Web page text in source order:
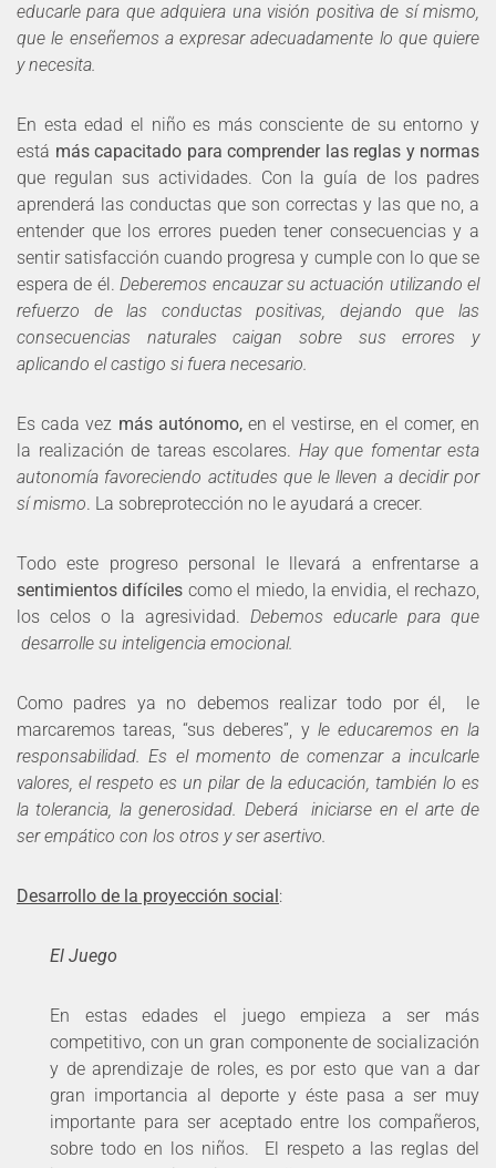
educarle para que adquiera una visión positiva de sí mismo,
que le enseñemos a expresar adecuadamente lo que quiere
y necesita.
En esta edad el niño es más consciente de su entorno y
está más capacitado para comprender las reglas y normas
que regulan sus actividades. Con la guía de los padres
aprenderá las conductas que son correctas y las que no, a
entender que los errores pueden tener consecuencias y a
sentir satisfacción cuando progresa y cumple con lo que se
espera de él.Deberemos encauzar su actuación utilizando el
refuerzo de las conductas positivas, dejando que las
consecuencias naturales caigan sobre sus errores y
aplicando el castigo si fuera necesario.
Es cada vez más autónomo,en el vestirse, en el comer, en
la realización de tareas escolares. Hay que fomentar esta
autonomía favoreciendo actitudes que le lleven a decidir por
sí mismo. La sobreprotección no le ayudará a crecer.
Todo este progreso personal le llevará a enfrentarse a
sentimientos difíciles como el miedo, la envidia, el rechazo,
los celos o la agresividad. Debemos educarle para que
desarrolle su inteligencia emocional.
Como padres ya no debemos realizar todo por él, le
marcaremos tareas, “sus deberes”, y le educaremos en la
responsabilidad. Es el momento de comenzar a inculcarle
valores, el respeto es un pilar de la educación, también lo es
la tolerancia, la generosidad. Deberá iniciarse en el arte de
ser empático con los otros y ser asertivo.
Desarrollo de la proyección social :
El Juego
En estas edades el juego empieza a ser más
competitivo, con un gran componente de socialización
y de aprendizaje de roles, es por esto que van a dar
gran importancia al deporte y éste pasa a ser muy
importante para ser aceptado entre los compañeros,
sobre todo en los niños. El respeto a las reglas del